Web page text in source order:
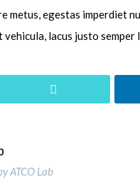
metus, egestas imperdiet
vehicula, lacus justo
ATCO Lab